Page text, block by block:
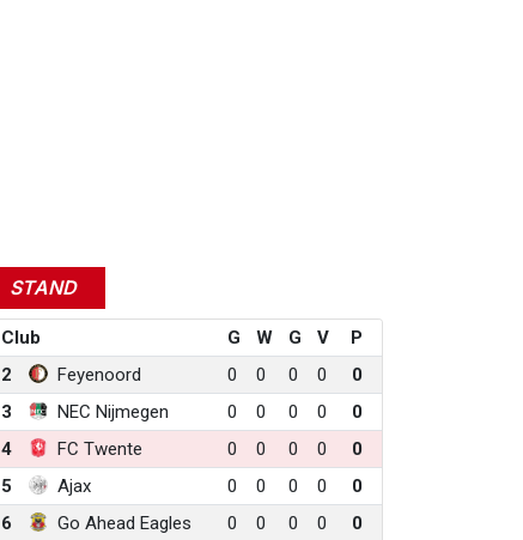
STAND
Club G W G V
P
2
Feyenoord 0 0 0 0
0
3
NEC Nijmegen 0 0 0 0
0
4
FC Twente 0 0 0 0
0
5
Ajax 0 0 0 0
0
6
Go Ahead Eagles 0 0 0 0 0